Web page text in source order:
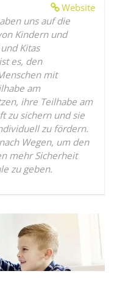
Website
uns auf die
Kindern und
Kitas
es, den
mit
am
ihre Teilhabe am
zu sichern und sie
zu fördern.
Wegen, um den
mehr Sicherheit
zu geben.